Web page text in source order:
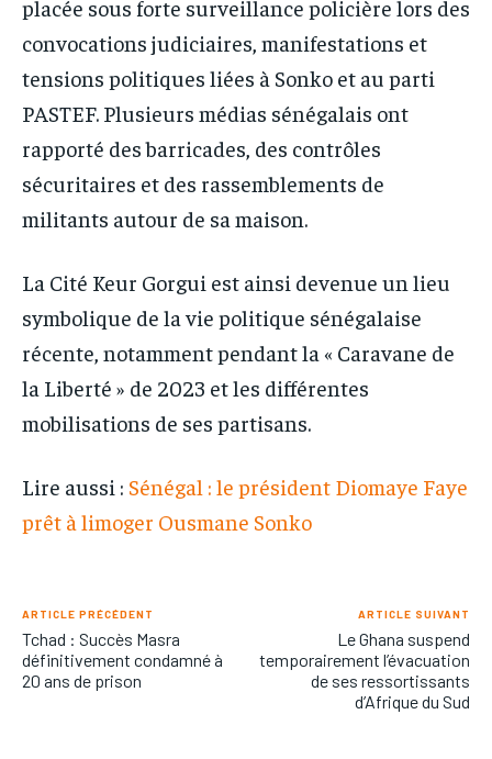
placée sous forte surveillance policière lors des
convocations judiciaires, manifestations et
tensions politiques liées à Sonko et au parti
PASTEF. Plusieurs médias sénégalais ont
rapporté des barricades, des contrôles
sécuritaires et des rassemblements de
militants autour de sa maison.
La Cité Keur Gorgui est ainsi devenue un lieu
symbolique de la vie politique sénégalaise
récente, notamment pendant la « Caravane de
la Liberté » de 2023 et les différentes
mobilisations de ses partisans.
Lire aussi : Sénégal : le président Diomaye Faye
prêt à limoger Ousmane Sonko
ARTICLE PRÉCÉDENT
Tchad : Succès Masra
définitivement condamné à
20 ans de prison
ARTICLE SUIVANT
Le Ghana suspend
temporairement l’évacuation
de ses ressortissants
d’Afrique du Sud